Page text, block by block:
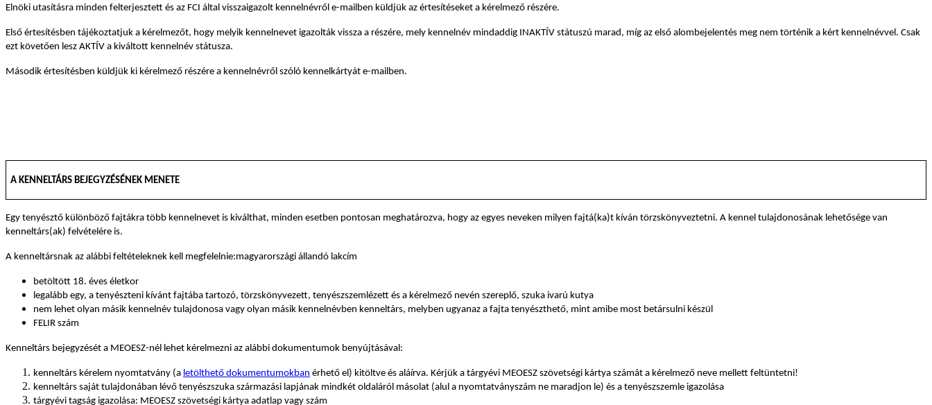
Elnöki utasításra minden felterjesztett és az FCI által visszaigazolt kennelnévről e-mailben küldjük az értesítéseket a kérelmező részére.
Első értesítésben tájékoztatjuk a kérelmezőt, hogy melyik kennelnevet igazolták vissza a részére, mely kennelnév mindaddig INAKTÍV státuszú marad, míg az első alombejelentés meg nem történik a kért kennelnévvel. Csak
ezt követően lesz AKTÍV a kiváltott kennelnév státusza.
Második értesítésben küldjük ki kérelmező részére a kennelnévről szóló kennelkártyát e-mailben.
A KENNELTÁRS BEJEGYZÉSÉNEK MENETE
Egy tenyésztő különböző fajtákra több kennelnevet is kiválthat, minden esetben pontosan meghatározva, hogy az egyes neveken milyen fajtá(ka)t kíván törzskönyveztetni. A kennel tulajdonosának lehetősége van
kenneltárs(ak) felvételére is.
A kenneltársnak az alábbi feltételeknek kell megfelelnie:magyarországi állandó lakcím
betöltött 18. éves életkor
legalább egy, a tenyészteni kívánt fajtába tartozó, törzskönyvezett, tenyészszemlézett és a kérelmező nevén szereplő, szuka ivarú kutya
nem lehet olyan másik kennelnév tulajdonosa vagy olyan másik kennelnévben kenneltárs, melyben ugyanaz a fajta tenyészthető, mint amibe most betársulni készül
FELIR szám
Kenneltárs bejegyzését a MEOESZ-nél lehet kérelmezni az alábbi dokumentumok benyújtásával:
kenneltárs kérelem nyomtatvány (a letölthető dokumentumokban érhető el) kitöltve és aláírva. Kérjük a tárgyévi MEOESZ szövetségi kártya számát a kérelmező neve mellett feltüntetni!
kenneltárs saját tulajdonában lévő tenyészszuka származási lapjának mindkét oldaláról másolat (alul a nyomtatványszám ne maradjon le) és a tenyészszemle igazolása
tárgyévi tagság igazolása: MEOESZ szövetségi kártya adatlap vagy szám